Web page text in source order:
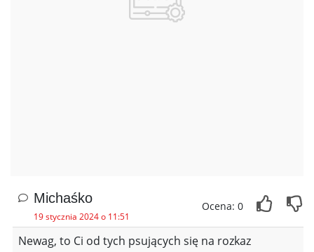
Michaśko
19 stycznia 2024 o 11:51
Ocena: 0
Newag, to Ci od tych psujących się na rozkaz